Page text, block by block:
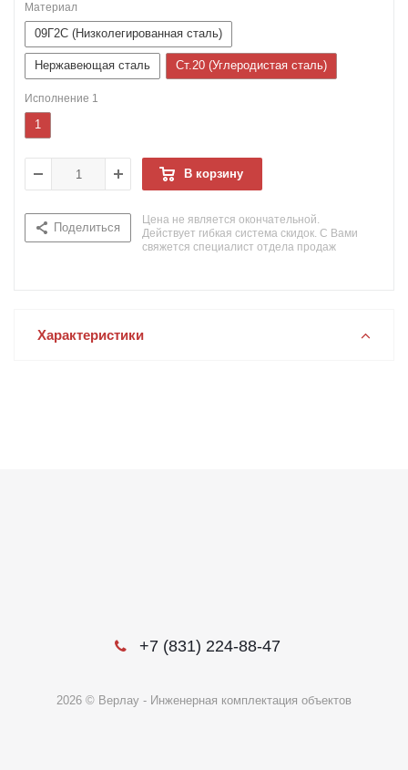
Материал
09Г2С (Низколегированная сталь)
Нержавеющая сталь Ст.20 (Углеродистая сталь)
Исполнение 1
1
В корзину
Поделиться
Цена не является окончательной.
Действует гибкая система скидок. С Вами
свяжется специалист отдела продаж
Характеристики
+7 (831) 224-88-47
2026 © Верлау - Инженерная комплектация объектов